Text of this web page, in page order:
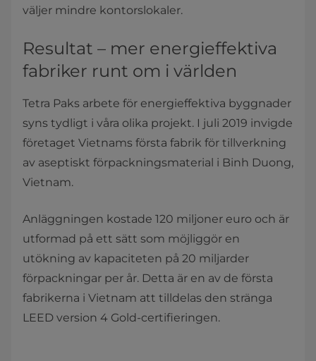
väljer mindre kontorslokaler.
Resultat – mer energieffektiva
fabriker runt om i världen
Tetra Paks arbete för energieffektiva byggnader
syns tydligt i våra olika projekt. I juli 2019 invigde
företaget Vietnams första fabrik för tillverkning
av aseptiskt förpackningsmaterial i Binh Duong,
Vietnam.
Anläggningen kostade 120 miljoner euro och är
utformad på ett sätt som möjliggör en
utökning av kapaciteten på 20 miljarder
förpackningar per år. Detta är en av de första
fabrikerna i Vietnam att tilldelas den stränga
LEED version 4 Gold-certifieringen.